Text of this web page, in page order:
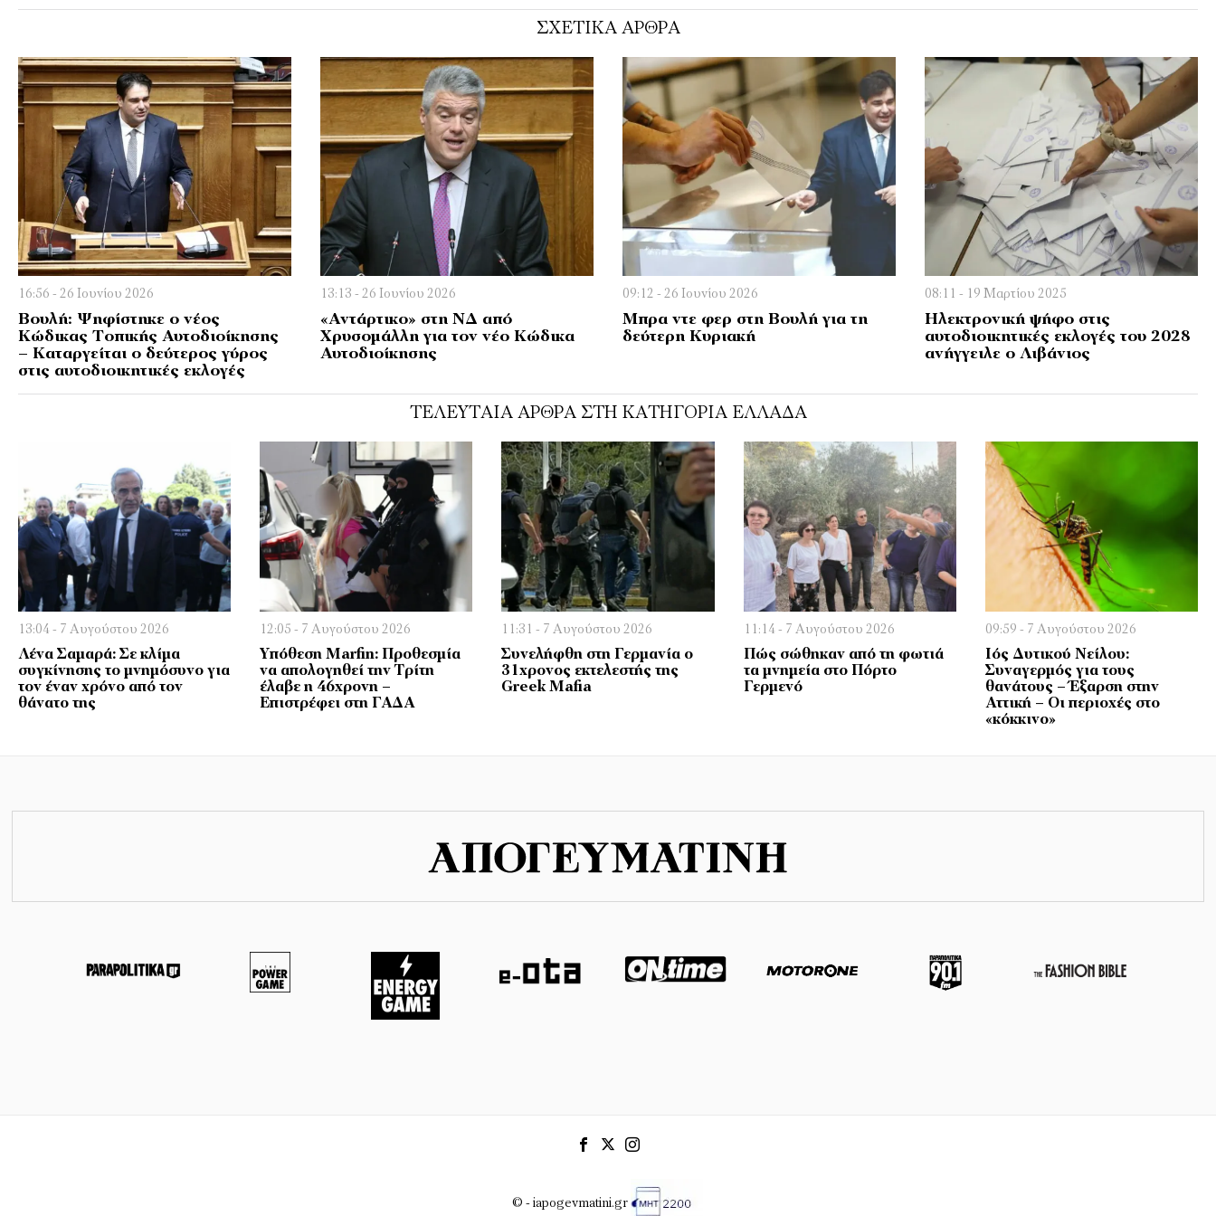
ΣΧΕΤΙΚΑ ΑΡΘΡΑ
16:56 - 26 Ιουνίου 2026
Βουλή: Ψηφίστηκε ο νέος
Κώδικας Τοπικής Αυτοδιοίκησης
– Καταργείται ο δεύτερος γύρος
στις αυτοδιοικητικές εκλογές
13:13 - 26 Ιουνίου 2026
«Αντάρτικο» στη ΝΔ από
Χρυσομάλλη για τον νέο Κώδικα
Αυτοδιοίκησης
09:12 - 26 Ιουνίου 2026
Μπρα ντε φερ στη Βουλή για τη
δεύτερη Κυριακή
08:11 - 19 Μαρτίου 2025
Ηλεκτρονική ψήφο στις
αυτοδιοικητικές εκλογές του 2028
ανήγγειλε ο Λιβάνιος
ΤΕΛΕΥΤΑΊΑ ΆΡΘΡΑ ΣΤΗ ΚΑΤΗΓΟΡΊΑ ΕΛΛΆΔΑ
13:04 - 7 Αυγούστου 2026
Λένα Σαμαρά: Σε κλίμα
συγκίνησης το μνημόσυνο για
τον έναν χρόνο από τον
θάνατο της
12:05 - 7 Αυγούστου 2026
Υπόθεση Marfin: Προθεσμία
να απολογηθεί την Τρίτη
έλαβε η 46χρονη –
Επιστρέφει στη ΓΑΔΑ
11:31 - 7 Αυγούστου 2026
Συνελήφθη στη Γερμανία ο
31χρονος εκτελεστής της
Greek Mafia
11:14 - 7 Αυγούστου 2026
Πώς σώθηκαν από τη φωτιά
τα μνημεία στο Πόρτο
Γερμενό
09:59 - 7 Αυγούστου 2026
Ιός Δυτικού Νείλου:
Συναγερμός για τους
θανάτους – Έξαρση στην
Αττική – Οι περιοχές στο
«κόκκινο»
© - iapogevmatini.gr